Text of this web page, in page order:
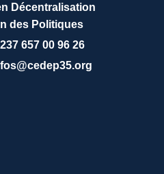
Décentralisation
des Politiques
657 00 96 26